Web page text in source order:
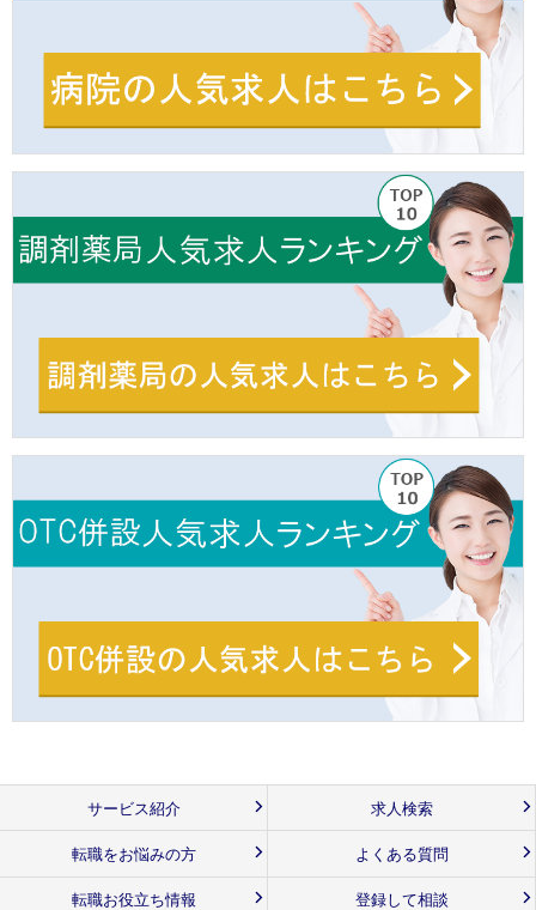
サービス紹介 求人検索
転職をお悩みの方 よくある質問
転職お役立ち情報 登録して相談